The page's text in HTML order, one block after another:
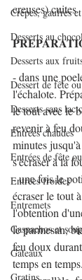
Crêpes, gaufres
Desserts au
Desserts aux
Dessert de fête
Desserts sans
Entrées chaudes
Entrées de fête
Entrées froides
Entremets
Gaspachos et
Gâteaux
Gratins
creuses) cuites
- dans une
l'échalote.
le tout avec le
revenir à feu
minutes
s'écraser à la
- une fois le
écraser le tout
l'obtention
le parmesan,
feu doux
temps en temps.